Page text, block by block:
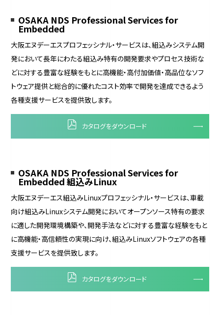
OSAKA NDS Professional Services for
Embedded
大阪エヌデーエスプロフェッシナル・サービスは、組込みシステム開
発において長年にわたる組込み特有の開発要求やプロセス技術な
どに対する豊富な経験をもとに高機能・高付加価値・高品位なソフ
トウェア提供と総合的に優れたコスト効率で開発を達成できるよう
各種支援サービスを提供致します。
カタログをダウンロード
OSAKA NDS Professional Services for
Embedded 組込みLinux
大阪エヌデーエス組込みLinuxプロフェッシナル・サービスは、車載
向け組込みLinuxシステム開発においてオープンソース特有の要求
に適した開発環境構築や、開発手法などに対する豊富な経験をもと
に高機能・高信頼性の実現に向け、組込みLinuxソフトウェアの各種
支援サービスを提供致します。
カタログをダウンロード